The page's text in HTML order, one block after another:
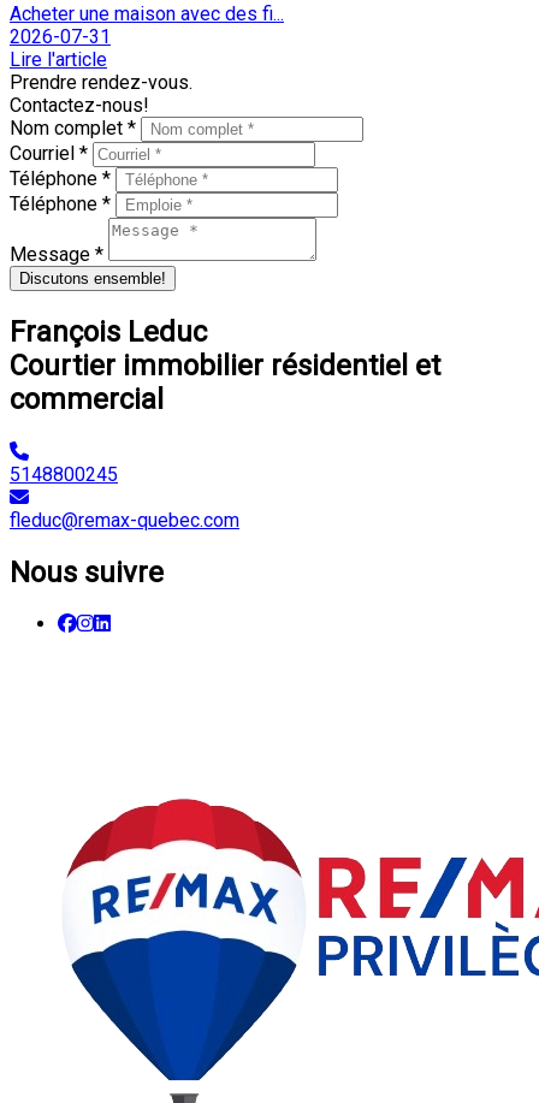
Acheter une maison avec des fi...
2026-07-31
Lire l'article
Prendre rendez-vous.
Contactez-nous!
Nom complet *
Courriel *
Téléphone *
Téléphone *
Message *
Discutons ensemble!
François Leduc
Courtier immobilier résidentiel et
commercial
5148800245
fleduc@remax-quebec.com
Nous suivre